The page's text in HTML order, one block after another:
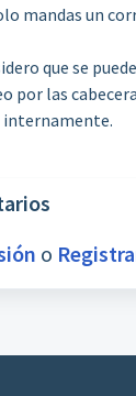
mandas un
que se
por las
o